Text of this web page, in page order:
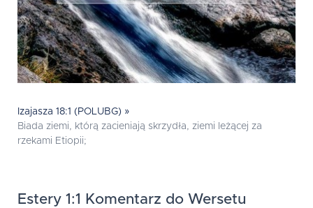
Izajasza 18:1 (POLUBG) »
Biada ziemi, którą zacieniają skrzydła, ziemi leżącej za
rzekami Etiopii;
Estery 1:1 Komentarz do Wersetu